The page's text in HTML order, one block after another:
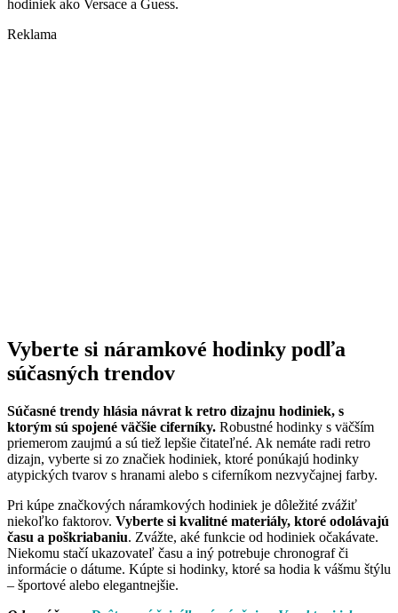
hodiniek ako Versace a Guess.
Reklama
Vyberte si náramkové hodinky podľa
súčasných trendov
Súčasné trendy hlásia návrat k retro dizajnu hodiniek, s
ktorým sú spojené väčšie ciferníky. Robustné hodinky s väčším
priemerom zaujmú a sú tiež lepšie čitateľné. Ak nemáte radi retro
dizajn, vyberte si zo značiek hodiniek, ktoré ponúkajú hodinky
atypických tvarov s hranami alebo s ciferníkom nezvyčajnej farby.
Pri kúpe značkových náramkových hodiniek je dôležité zvážiť
niekoľko faktorov. Vyberte si kvalitné materiály, ktoré odolávajú
času a poškriabaniu. Zvážte, aké funkcie od hodiniek očakávate.
Niekomu stačí ukazovateľ času a iný potrebuje chronograf či
informácie o dátume. Kúpte si hodinky, ktoré sa hodia k vášmu štýlu
– športové alebo elegantnejšie.